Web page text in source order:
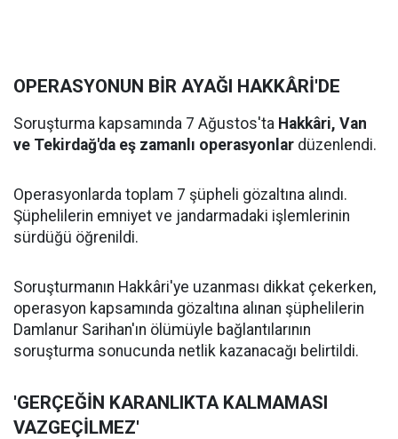
OPERASYONUN BİR AYAĞI HAKKÂRİ'DE
Soruşturma kapsamında 7 Ağustos'ta Hakkâri, Van
ve Tekirdağ'da eş zamanlı operasyonlar düzenlendi.
Operasyonlarda toplam 7 şüpheli gözaltına alındı.
Şüphelilerin emniyet ve jandarmadaki işlemlerinin
sürdüğü öğrenildi.
Soruşturmanın Hakkâri'ye uzanması dikkat çekerken,
operasyon kapsamında gözaltına alınan şüphelilerin
Damlanur Sarihan'ın ölümüyle bağlantılarının
soruşturma sonucunda netlik kazanacağı belirtildi.
'GERÇEĞİN KARANLIKTA KALMAMASI
VAZGEÇİLMEZ'